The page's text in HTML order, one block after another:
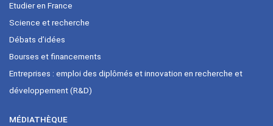
Etudier en France
Science et recherche
Débats d’idées
Bourses et financements
Entreprises : emploi des diplômés et innovation en recherche et
développement (R&D)
MÉDIATHÈQUE